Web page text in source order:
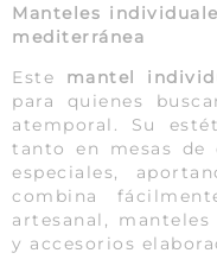
Manteles
mediterránea
Este mantel
para quienes
atemporal. Su
tanto en mesas de
especiales,
combina
artesanal,
y accesorios